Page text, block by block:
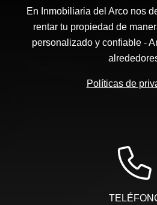
En Inmobiliaria del Arco nos
rentar tu propiedad de
personalizado y confiable -
Políticas de